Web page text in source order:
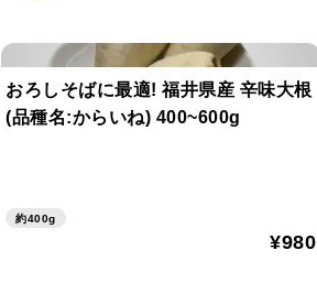
おろしそばに最適! 福井県産 辛味大根
(品種名:からいね) 400~600g
約400g
¥980